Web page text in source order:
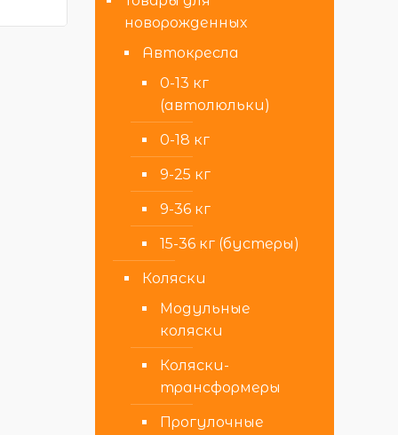
новорожденных
Автокресла
0-13 кг
(автолюльки)
0-18 кг
9-25 кг
9-36 кг
15-36 кг (бустеры)
Коляски
Модульные
коляски
Коляски-
трансформеры
Прогулочные